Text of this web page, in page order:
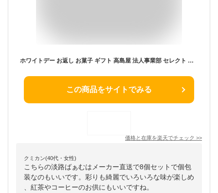
ホワイトデー お返し お菓子 ギフト 高島屋 法人事業部 セレクト 淡路島ばぁむ ばぁむはんぶんこサイズ詰合せ 8個 メーカー直送 / バームクーヘン バウムクーヘン 兵庫県 お土産 手土産 百貨店お菓子 内祝い ギフトセレクション お取り寄せグルメ JGS 送料無料 入学内祝い
この商品をサイトでみる
価格と在庫を楽天でチェック >>
クミカン(40代・女性)
こちらの淡路ばぁむはメーカー直送で8個セットで個包
装なのもいいです。彩りも綺麗でいろいろな味が楽しめ
、紅茶やコーヒーのお供にもいいですね。